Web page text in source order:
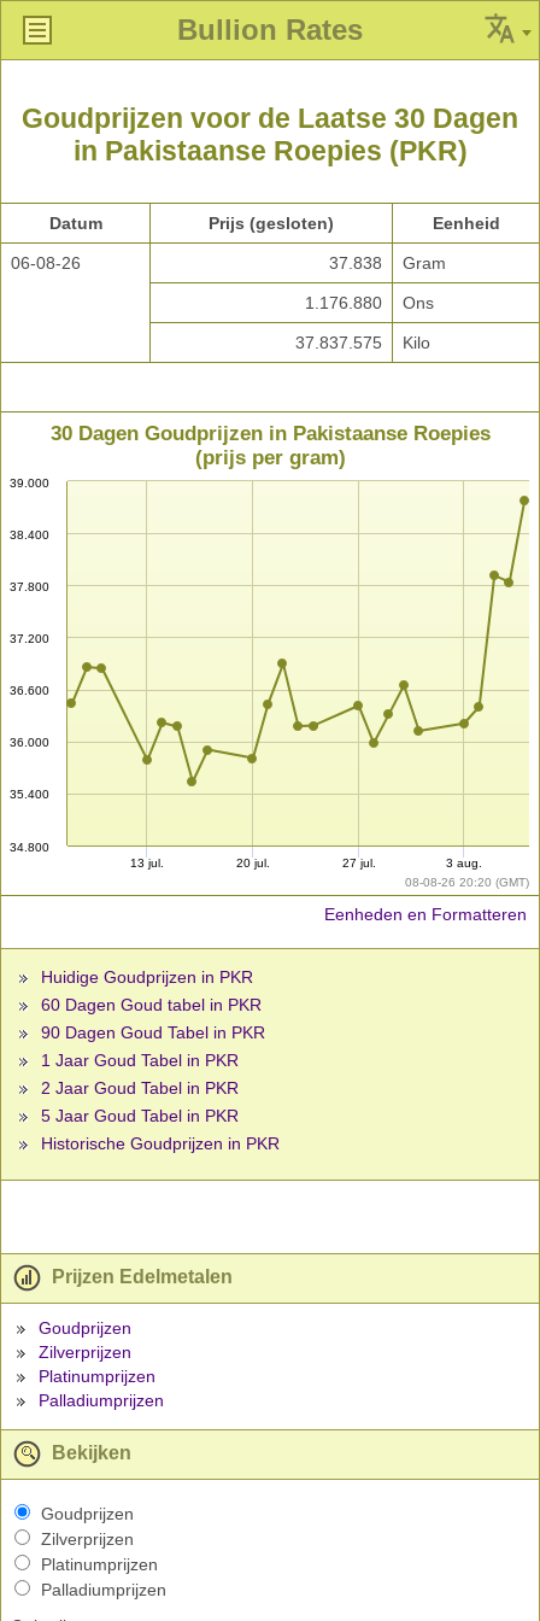
Bullion Rates
Goudprijzen voor de Laatse 30 Dagen
in Pakistaanse Roepies (PKR)
Datum Prijs (gesloten) Eenheid
06-08-26 37.838 Gram
1.176.880 Ons
37.837.575 Kilo
08-08-26 20:20 (GMT)
30 Dagen Goudprijzen in Pakistaanse Roepies
(prijs per gram)
34.800
35.400
36.000
36.600
37.200
37.800
38.400
39.000
13 jul. 20 jul. 27 jul. 3 aug.
Eenheden en Formatteren
Huidige Goudprijzen in PKR
60 Dagen Goud tabel in PKR
90 Dagen Goud Tabel in PKR
1 Jaar Goud Tabel in PKR
2 Jaar Goud Tabel in PKR
5 Jaar Goud Tabel in PKR
Historische Goudprijzen in PKR
Prijzen Edelmetalen
Goudprijzen
Zilverprijzen
Platinumprijzen
Palladiumprijzen
Bekijken
Goudprijzen
Zilverprijzen
Platinumprijzen
Palladiumprijzen